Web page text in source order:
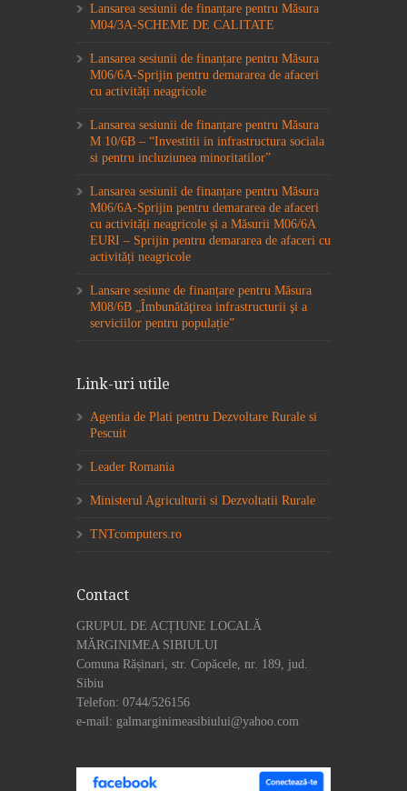
Lansarea sesiunii de finanțare pentru Măsura
M04/3A-SCHEME DE CALITATE
Lansarea sesiunii de finanțare pentru Măsura
M06/6A-Sprijin pentru demararea de afaceri
cu activități neagricole
Lansarea sesiunii de finanțare pentru Măsura
M 10/6B – “Investitii in infrastructura sociala
si pentru incluziunea minoritatilor”
Lansarea sesiunii de finanțare pentru Măsura
M06/6A-Sprijin pentru demararea de afaceri
cu activități neagricole și a Măsurii M06/6A
EURI – Sprijin pentru demararea de afaceri cu
activități neagricole
Lansare sesiune de finanțare pentru Măsura
M08/6B „Îmbunătăţirea infrastructurii şi a
serviciilor pentru populație”
Link-uri utile
Agentia de Plati pentru Dezvoltare Rurale si
Pescuit
Leader Romania
Ministerul Agriculturii si Dezvoltatii Rurale
TNTcomputers.ro
Contact
GRUPUL DE ACȚIUNE LOCALĂ
MĂRGINIMEA SIBIULUI
Comuna Rășinari, str. Copăcele, nr. 189, jud.
Sibiu
Telefon: 0744/526156
e-mail: galmarginimeasibiului@yahoo.com